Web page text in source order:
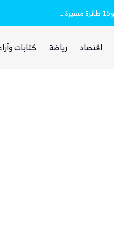
مقتل وإصابة 16 مدنيا.. الحوثيون أطلقوا نحو 20 صاروخًا بالستيًا و15 طائرة مسيرة على مأرب
اقتصاد رياضة كتابات